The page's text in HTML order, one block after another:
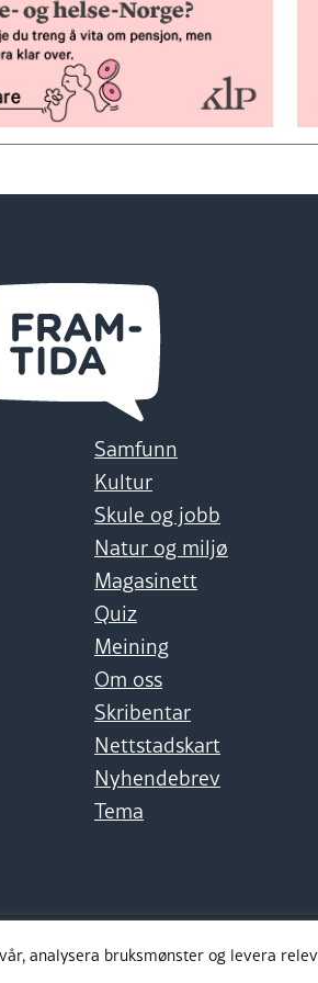
Samfunn
Kultur
Skule og jobb
Natur og miljø
Magasinett
Quiz
Meining
Om oss
Skribentar
Nettstadskart
Nyhendebrev
Tema
analysera bruksmønster og levera